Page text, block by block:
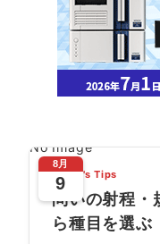
No Image
8月
9
Today's Tips
問いの射程・
ら種目を選ぶ